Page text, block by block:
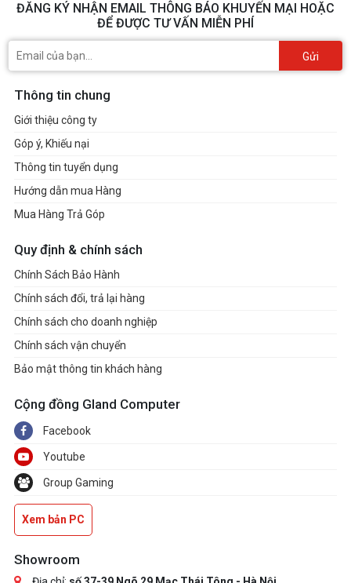
ĐĂNG KÝ NHẬN EMAIL THÔNG BÁO KHUYẾN MẠI HOẶC
ĐỂ ĐƯỢC TƯ VẤN MIỄN PHÍ
Gửi
Thông tin chung
Giới thiệu công ty
Góp ý, Khiếu nại
Thông tin tuyển dụng
Hướng dẫn mua Hàng
Mua Hàng Trả Góp
Quy định & chính sách
Chính Sách Bảo Hành
Chính sách đổi, trả lại hàng
Chính sách cho doanh nghiệp
Chính sách vận chuyển
Bảo mật thông tin khách hàng
Cộng đồng Gland Computer
Facebook
Youtube
Group Gaming
Xem bản PC
Showroom